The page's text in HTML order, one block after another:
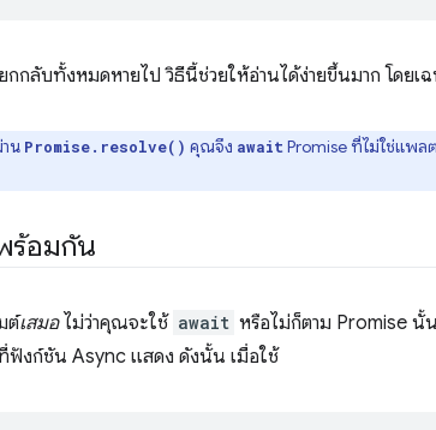
กกลับทั้งหมดหายไป วิธีนี้ช่วยให้อ่านได้ง่ายขึ้นมาก โดย
น Promise.resolve() คุณจึง await Promise ที่ไม่ใช่แพล
ร้อมกัน
ต์เสมอไม่ว่าคุณจะใช้ await หรือไม่ก็ตาม Promise
ฟังก์ชัน Async แสดง ดังนั้น เมื่อใช้